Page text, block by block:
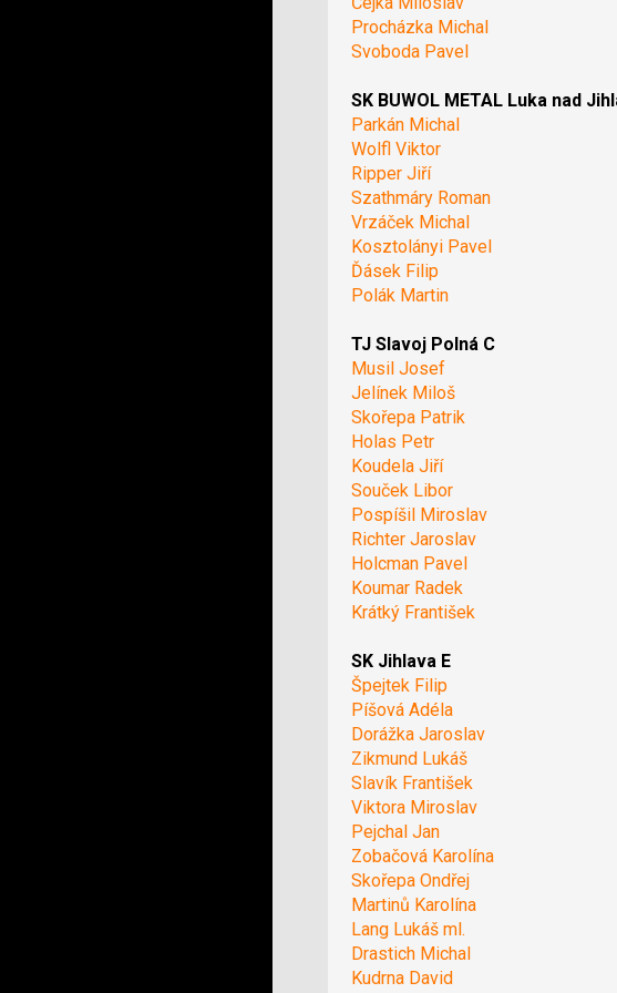
Procházka Michal
Svoboda Pavel
SK BUWOL METAL Luka nad
Parkán Michal
Wolfl Viktor
Ripper Jiří
Szathmáry Roman
Vrzáček Michal
Kosztolányi Pavel
Ďásek Filip
Polák Martin
TJ Slavoj Polná C
Musil Josef
Jelínek Miloš
Skořepa Patrik
Holas Petr
Koudela Jiří
Souček Libor
Pospíšil Miroslav
Richter Jaroslav
Holcman Pavel
Koumar Radek
Krátký František
SK Jihlava E
Špejtek Filip
Píšová Adéla
Dorážka Jaroslav
Zikmund Lukáš
Slavík František
Viktora Miroslav
Pejchal Jan
Zobačová Karolína
Skořepa Ondřej
Martinů Karolína
Lang Lukáš ml.
Drastich Michal
Kudrna David